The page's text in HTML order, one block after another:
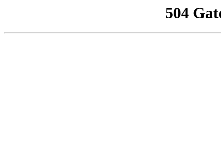
504